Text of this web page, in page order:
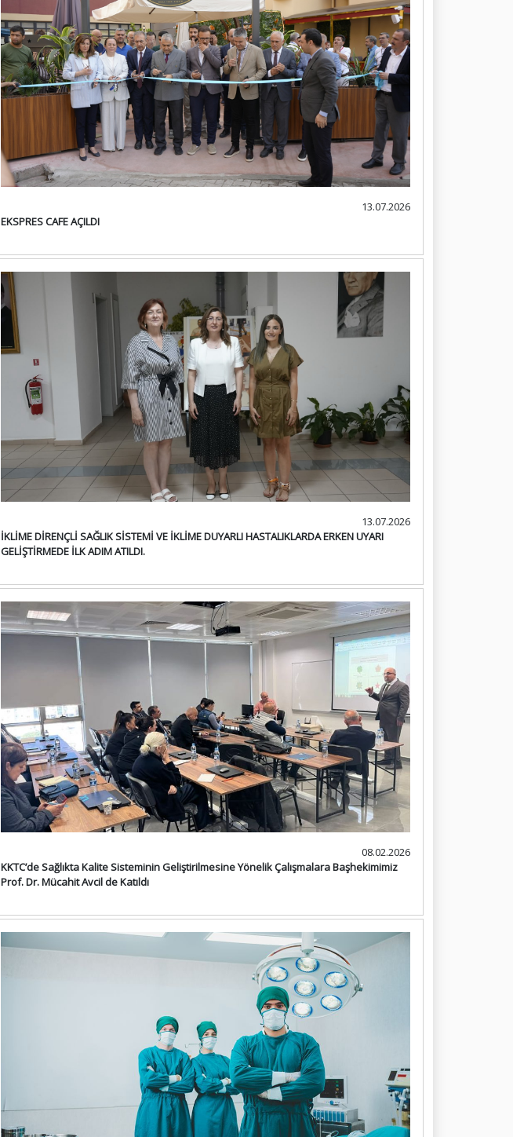
13.07.2026
EKSPRES CAFE AÇILDI
13.07.2026
İKLİME DİRENÇLİ SAĞLIK SİSTEMİ VE İKLİME DUYARLI HASTALIKLARDA ERKEN UYARI
GELİŞTİRMEDE İLK ADIM ATILDI.
08.02.2026
KKTC’de Sağlıkta Kalite Sisteminin Geliştirilmesine Yönelik Çalışmalara Başhekimimiz
Prof. Dr. Mücahit Avcil de Katıldı